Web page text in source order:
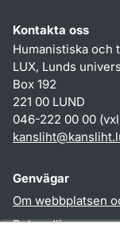
Kontakta oss
Humanistiska och
LUX, Lunds
Box 192
221 00 LUND
046-222 00 00
kansliht@
Genvägar
Om webbplatsen
Behandling av